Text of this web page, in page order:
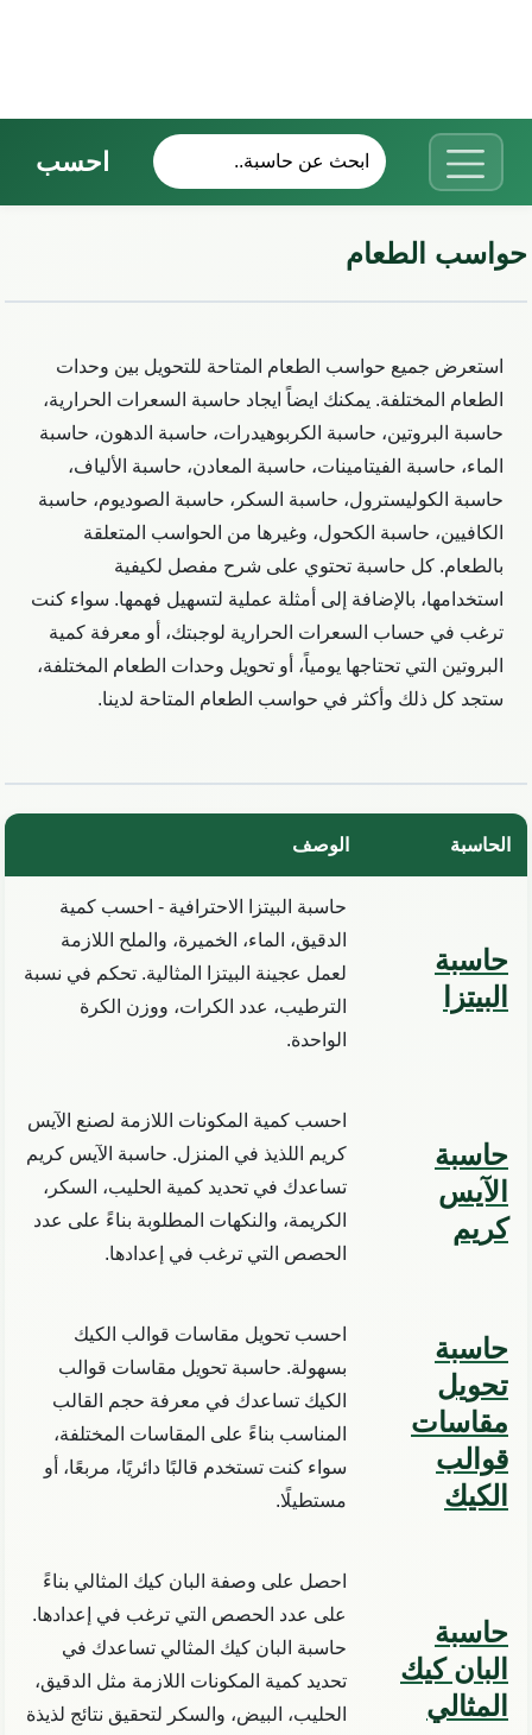
احسب
حواسب الطعام
استعرض جميع حواسب الطعام المتاحة للتحويل بين وحدات
الطعام المختلفة. يمكنك ايضاً ايجاد حاسبة السعرات الحرارية،
حاسبة البروتين، حاسبة الكربوهيدرات، حاسبة الدهون، حاسبة
الماء، حاسبة الفيتامينات، حاسبة المعادن، حاسبة الألياف،
حاسبة الكوليسترول، حاسبة السكر، حاسبة الصوديوم، حاسبة
الكافيين، حاسبة الكحول، وغيرها من الحواسب المتعلقة
بالطعام. كل حاسبة تحتوي على شرح مفصل لكيفية
استخدامها، بالإضافة إلى أمثلة عملية لتسهيل فهمها. سواء كنت
ترغب في حساب السعرات الحرارية لوجبتك، أو معرفة كمية
البروتين التي تحتاجها يومياً، أو تحويل وحدات الطعام المختلفة،
ستجد كل ذلك وأكثر في حواسب الطعام المتاحة لدينا.
الحاسبة الوصف
حاسبة
البيتزا
حاسبة البيتزا الاحترافية - احسب كمية
الدقيق، الماء، الخميرة، والملح اللازمة
لعمل عجينة البيتزا المثالية. تحكم في نسبة
الترطيب، عدد الكرات، ووزن الكرة
الواحدة.
حاسبة
الآيس
كريم
احسب كمية المكونات اللازمة لصنع الآيس
كريم اللذيذ في المنزل. حاسبة الآيس كريم
تساعدك في تحديد كمية الحليب، السكر،
الكريمة، والنكهات المطلوبة بناءً على عدد
الحصص التي ترغب في إعدادها.
حاسبة
تحويل
مقاسات
قوالب
الكيك
احسب تحويل مقاسات قوالب الكيك
بسهولة. حاسبة تحويل مقاسات قوالب
الكيك تساعدك في معرفة حجم القالب
المناسب بناءً على المقاسات المختلفة،
سواء كنت تستخدم قالبًا دائريًا، مربعًا، أو
مستطيلًا.
حاسبة
البان كيك
المثالي
احصل على وصفة البان كيك المثالي بناءً
على عدد الحصص التي ترغب في إعدادها.
حاسبة البان كيك المثالي تساعدك في
تحديد كمية المكونات اللازمة مثل الدقيق،
الحليب، البيض، والسكر لتحقيق نتائج لذيذة